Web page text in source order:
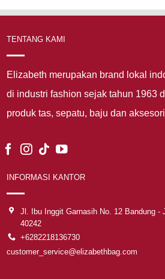
TENTANG KAMI
Elizabeth merupakan brand lokal
di industri fashion sejak tahun 1963
produk tas, sepatu, baju dan
INFORMASI KANTOR
Jl. Ibu Inggit Garnasih No. 12 Bandung -
40242
+6282218136730
customer_service@elizabethbag.com